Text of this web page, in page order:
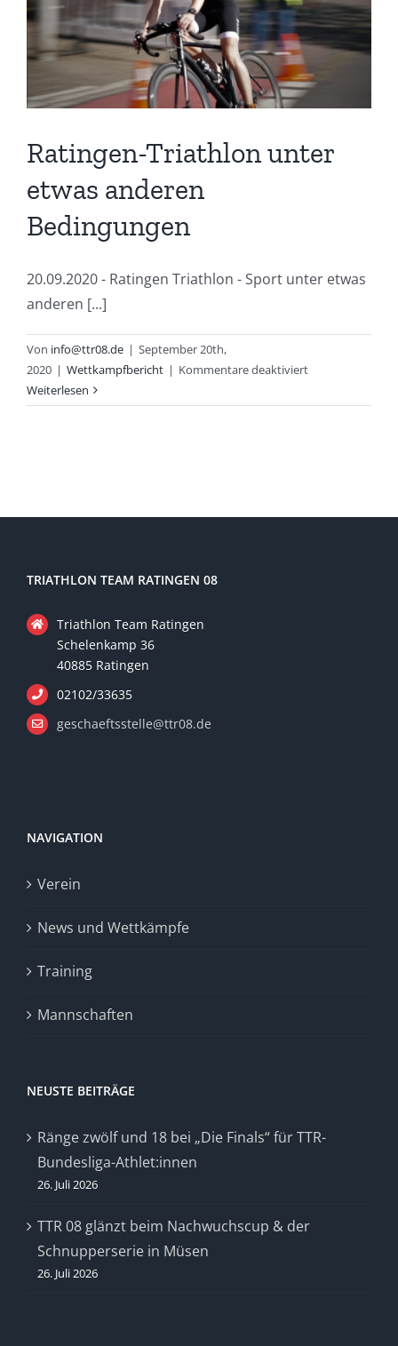
Video
Ratingen-Triathlon unter
etwas anderen
Bedingungen
20.09.2020 - Ratingen Triathlon - Sport unter etwas
anderen [...]
Von info@ttr08.de | September 20th,
2020 | Wettkampfbericht | Kommentare deaktiviertfür
Triathlon
Weiterlesen
TRIATHLON TEAM RATINGEN 08
Triathlon Team Ratingen
Schelenkamp 36
40885 Ratingen
02102/33635
geschaeftsstelle@ttr08.de
NAVIGATION
Verein
News und Wettkämpfe
Training
Mannschaften
NEUSTE BEITRÄGE
Ränge zwölf und 18 bei „Die Finals“ für TTR-
Bundesliga-Athlet:innen
26. Juli 2026
TTR 08 glänzt beim Nachwuchscup & der
Schnupperserie in Müsen
26. Juli 2026